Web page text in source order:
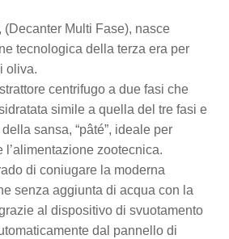
(Decanter Multi Fase), nasce
tecnologica della terza era per
oliva.
centrifugo a due fasi che
simile a quella del tre fasi e
sansa, “pâté”, ideale per
l’alimentazione zootecnica.
di coniugare la moderna
senza aggiunta di acqua con la
al dispositivo di svuotamento
dal pannello di